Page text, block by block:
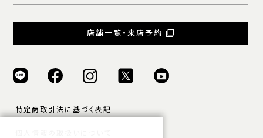
店舗一覧・来店予約
特定商取引法に基づく表記